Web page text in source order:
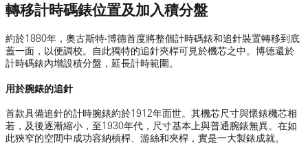
轉移計時碼錶位置及加入積分盤
約於1880年，奧古斯特‧博德首度將整個計時碼錶和追針裝置轉移到底
蓋一面，以便調校。自此獨特的追針夾桿可見於機芯之中。博德還於
計時碼錶內增設積分盤，延長計時範圍。
用於腕錶的追針
首款具備追針的計時腕錶約於1912年面世。其機芯尺寸與懷錶機芯相
若，及後逐漸縮小，至1930年代，尺寸基本上與普通腕錶無異。在如
此狹窄的空間中成功容納槓桿、游絲和夾桿，實是一大製錶成就。